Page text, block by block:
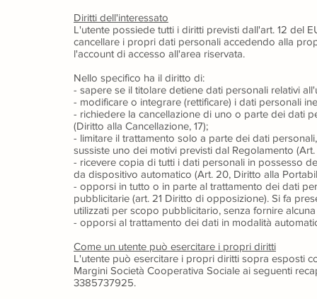
Diritti dell'interessato
L'utente possiede tutti i diritti previsti dall'art. 12 del
cancellare i propri dati personali accedendo alla
l'account di accesso all'area riservata.
Nello specifico ha il diritto di:
- sapere se il titolare detiene dati personali relativi
- modificare o integrare (rettificare) i dati personali
- richiedere la cancellazione di uno o parte dei dati
(Diritto alla Cancellazione, 17);
- limitare il trattamento solo a parte dei dati
sussiste uno dei motivi previsti dal Regolamento
- ricevere copia di tutti i dati personali in possesso
da dispositivo automatico (Art. 20, Diritto alla
- opporsi in tutto o in parte al trattamento dei dati
pubblicitarie (art. 21 Diritto di opposizione). Si fa
utilizzati per scopo pubblicitario, senza fornire
- opporsi al trattamento dei dati in modalità
Come un utente può esercitare i propri diritti
L'utente può esercitare i propri diritti sopra esposti
Margini Società Cooperativa Sociale ai seguenti
3385737925.